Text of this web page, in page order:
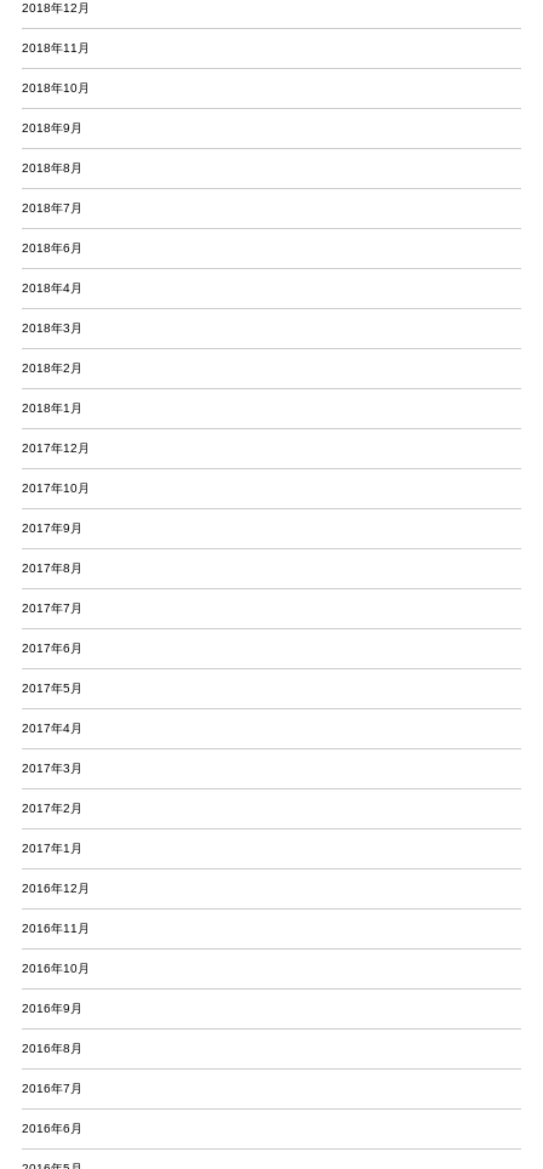
2018年12月
2018年11月
2018年10月
2018年9月
2018年8月
2018年7月
2018年6月
2018年4月
2018年3月
2018年2月
2018年1月
2017年12月
2017年10月
2017年9月
2017年8月
2017年7月
2017年6月
2017年5月
2017年4月
2017年3月
2017年2月
2017年1月
2016年12月
2016年11月
2016年10月
2016年9月
2016年8月
2016年7月
2016年6月